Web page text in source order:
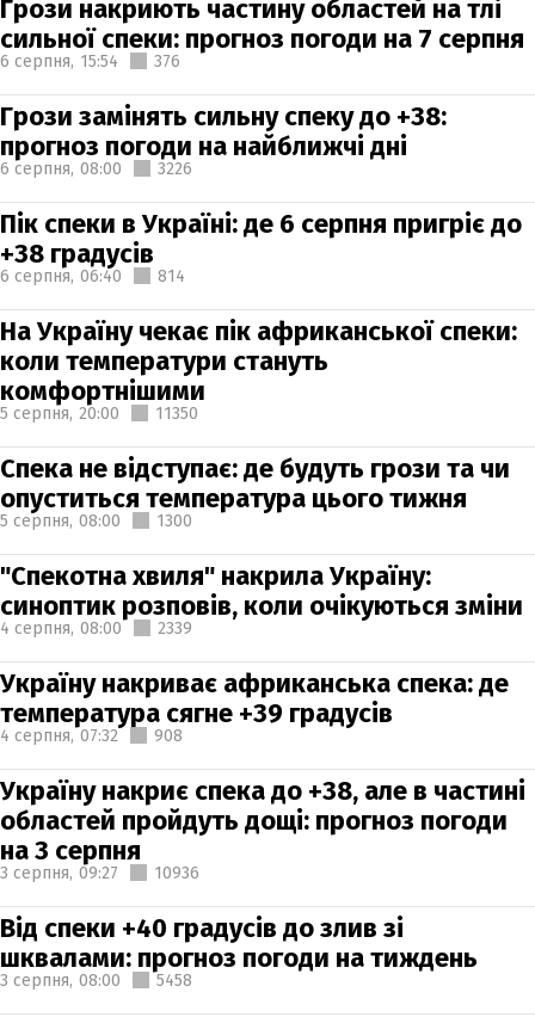
Грози накриють частину областей на тлі
сильної спеки: прогноз погоди на 7 серпня
6 серпня, 15:54 376
Грози замінять сильну спеку до +38:
прогноз погоди на найближчі дні
6 серпня, 08:00 3226
Пік спеки в Україні: де 6 серпня пригріє до
+38 градусів
6 серпня, 06:40 814
На Україну чекає пік африканської спеки:
коли температури стануть
комфортнішими
5 серпня, 20:00 11350
Спека не відступає: де будуть грози та чи
опуститься температура цього тижня
5 серпня, 08:00 1300
"Спекотна хвиля" накрила Україну:
синоптик розповів, коли очікуються зміни
4 серпня, 08:00 2339
Україну накриває африканська спека: де
температура сягне +39 градусів
4 серпня, 07:32 908
Україну накриє спека до +38, але в частині
областей пройдуть дощі: прогноз погоди
на 3 серпня
3 серпня, 09:27 10936
Від спеки +40 градусів до злив зі
шквалами: прогноз погоди на тиждень
3 серпня, 08:00 5458